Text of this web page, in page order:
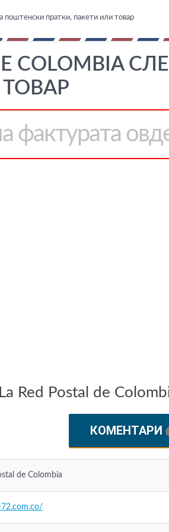
поштенски пратки, пакети или товар
COLOMBIA
ТОВАР
Red Postal de
КОМЕНТАРИ
de Colombia